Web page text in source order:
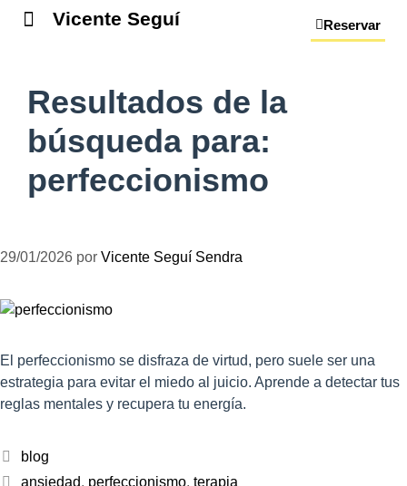
Vicente Seguí Reservar
Resultados de la
búsqueda para:
perfeccionismo
29/01/2026 por Vicente Seguí Sendra
El perfeccionismo se disfraza de virtud, pero suele ser una
estrategia para evitar el miedo al juicio. Aprende a detectar tus
reglas mentales y recupera tu energía.
blog
ansiedad, perfeccionismo, terapia